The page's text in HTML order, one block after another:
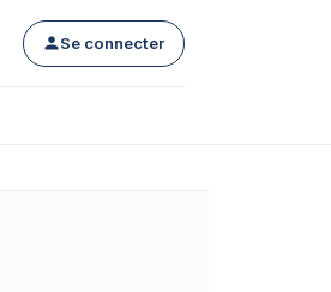
Se connecter